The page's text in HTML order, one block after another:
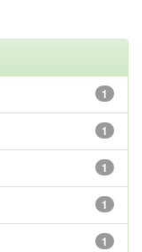
1
1
1
1
1